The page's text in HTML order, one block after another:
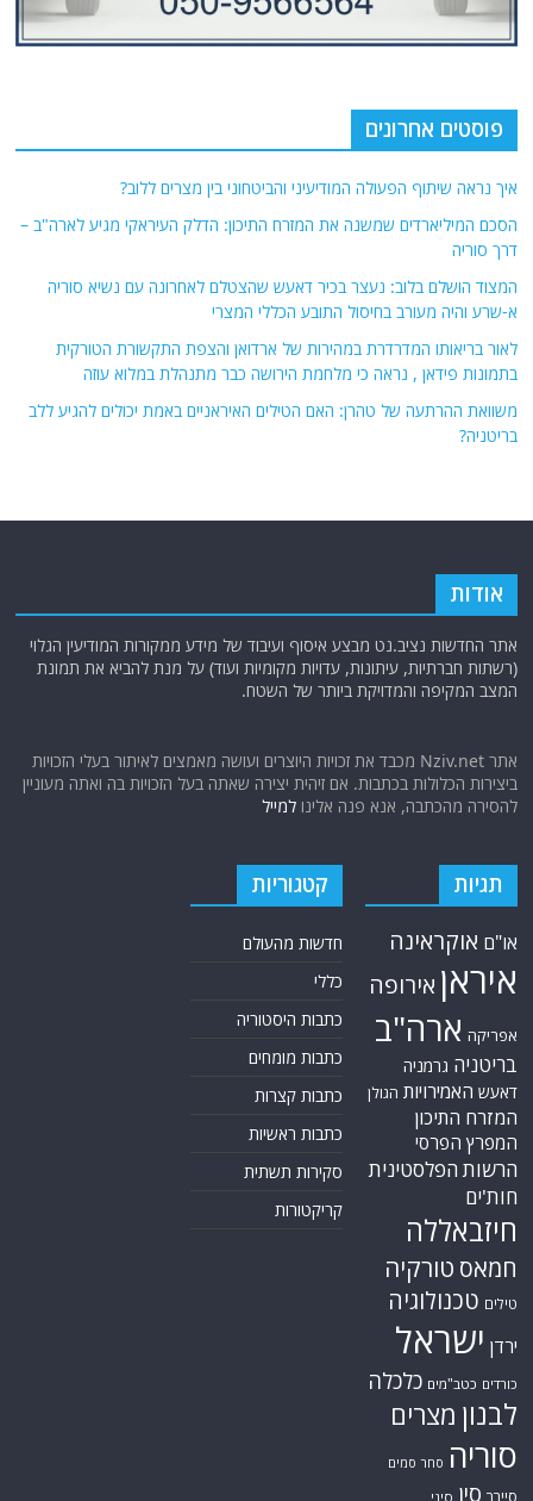
פוסטים אחרונים
איך נראה שיתוף הפעולה המודיעיני והביטחוני בין מצרים ללוב?
הסכם המיליארדים שמשנה את המזרח התיכון: הדלק העיראקי מגיע לארה"ב –
דרך סוריה
המצוד הושלם בלוב: נעצר בכיר דאעש שהצטלם לאחרונה עם נשיא סוריה
א-שרע והיה מעורב בחיסול התובע הכללי המצרי
לאור בריאותו המדרדרת במהירות של ארדואן והצפת התקשורת הטורקית
בתמונות פידאן , נראה כי מלחמת הירושה כבר מתנהלת במלוא עוזה
משוואת ההרתעה של טהרן: האם הטילים האיראניים באמת יכולים להגיע ללב
בריטניה?
אודות
אתר החדשות נציב.נט מבצע איסוף ועיבוד של מידע ממקורות המודיעין הגלוי
(רשתות חברתיות, עיתונות, עדויות מקומיות ועוד) על מנת להביא את תמונת
המצב המקיפה והמדויקת ביותר של השטח.
אתר Nziv.net מכבד את זכויות היוצרים ועושה מאמצים לאיתור בעלי הזכויות
ביצירות הכלולות בכתבות. אם זיהית יצירה שאתה בעל הזכויות בה ואתה מעוניין
להסירה מהכתבה, אנא פנה אלינולמייל
תגיות
או"ם אוקראינה
איראן אירופה
אפריקה ארה"ב
בריטניה גרמניה
דאעש האמירויות הגולן
המזרח התיכון
המפרץ הפרסי
הרשות הפלסטינית
חות'ים
חיזבאללה
חמאס טורקיה
טילים טכנולוגיה
ירדן ישראל
כורדים כטב"מים כלכלה
לבנון מצרים
סוריה סחר סמים
סייבר סין סיני
קטגוריות
חדשות מהעולם
כללי
כתבות היסטוריה
כתבות מומחים
כתבות קצרות
כתבות ראשיות
סקירות תשתית
קריקטורות